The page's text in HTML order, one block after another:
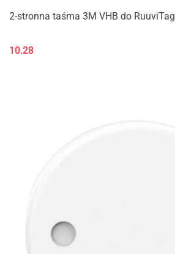
2-stronna taśma 3M VHB do RuuviTag
10.28